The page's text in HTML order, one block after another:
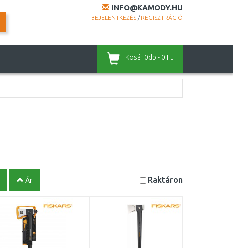
INFO@KAMODY.HU
BEJELENTKEZÉS / REGISZTRÁCIÓ
Kosár 0db - 0 Ft
Ár Raktáron